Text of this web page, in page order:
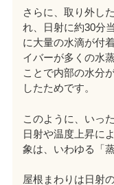
さらに、取り外し
れ、日射に約30分
に大量の水滴が付
イバーが多くの水
ことで内部の水分
したためです。
このように、いっ
日射や温度上昇に
象は、いわゆる「
屋根まわりは日射